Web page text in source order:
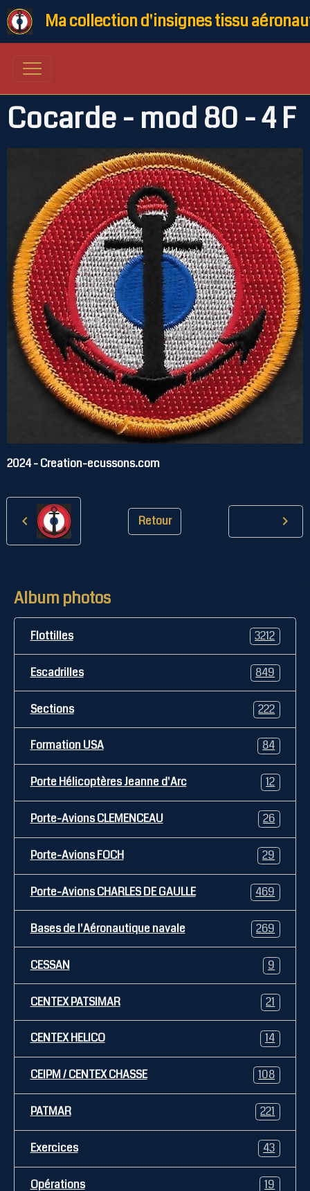
Ma collection d'insignes tissu
Cocarde - mod 80 - 4 F
2024 - Creation-ecussons.com
Retour
Album photos
Flottilles 3212
Escadrilles 849
Sections 222
Formation USA 84
Porte Hélicoptères Jeanne d'Arc 12
Porte-Avions CLEMENCEAU 26
Porte-Avions FOCH 29
Porte-Avions CHARLES DE GAULLE 469
Bases de l'Aéronautique navale 269
CESSAN 9
CENTEX PATSIMAR 21
CENTEX HELICO 14
CEIPM / CENTEX CHASSE 108
PATMAR 221
Exercices 43
Opérations 19